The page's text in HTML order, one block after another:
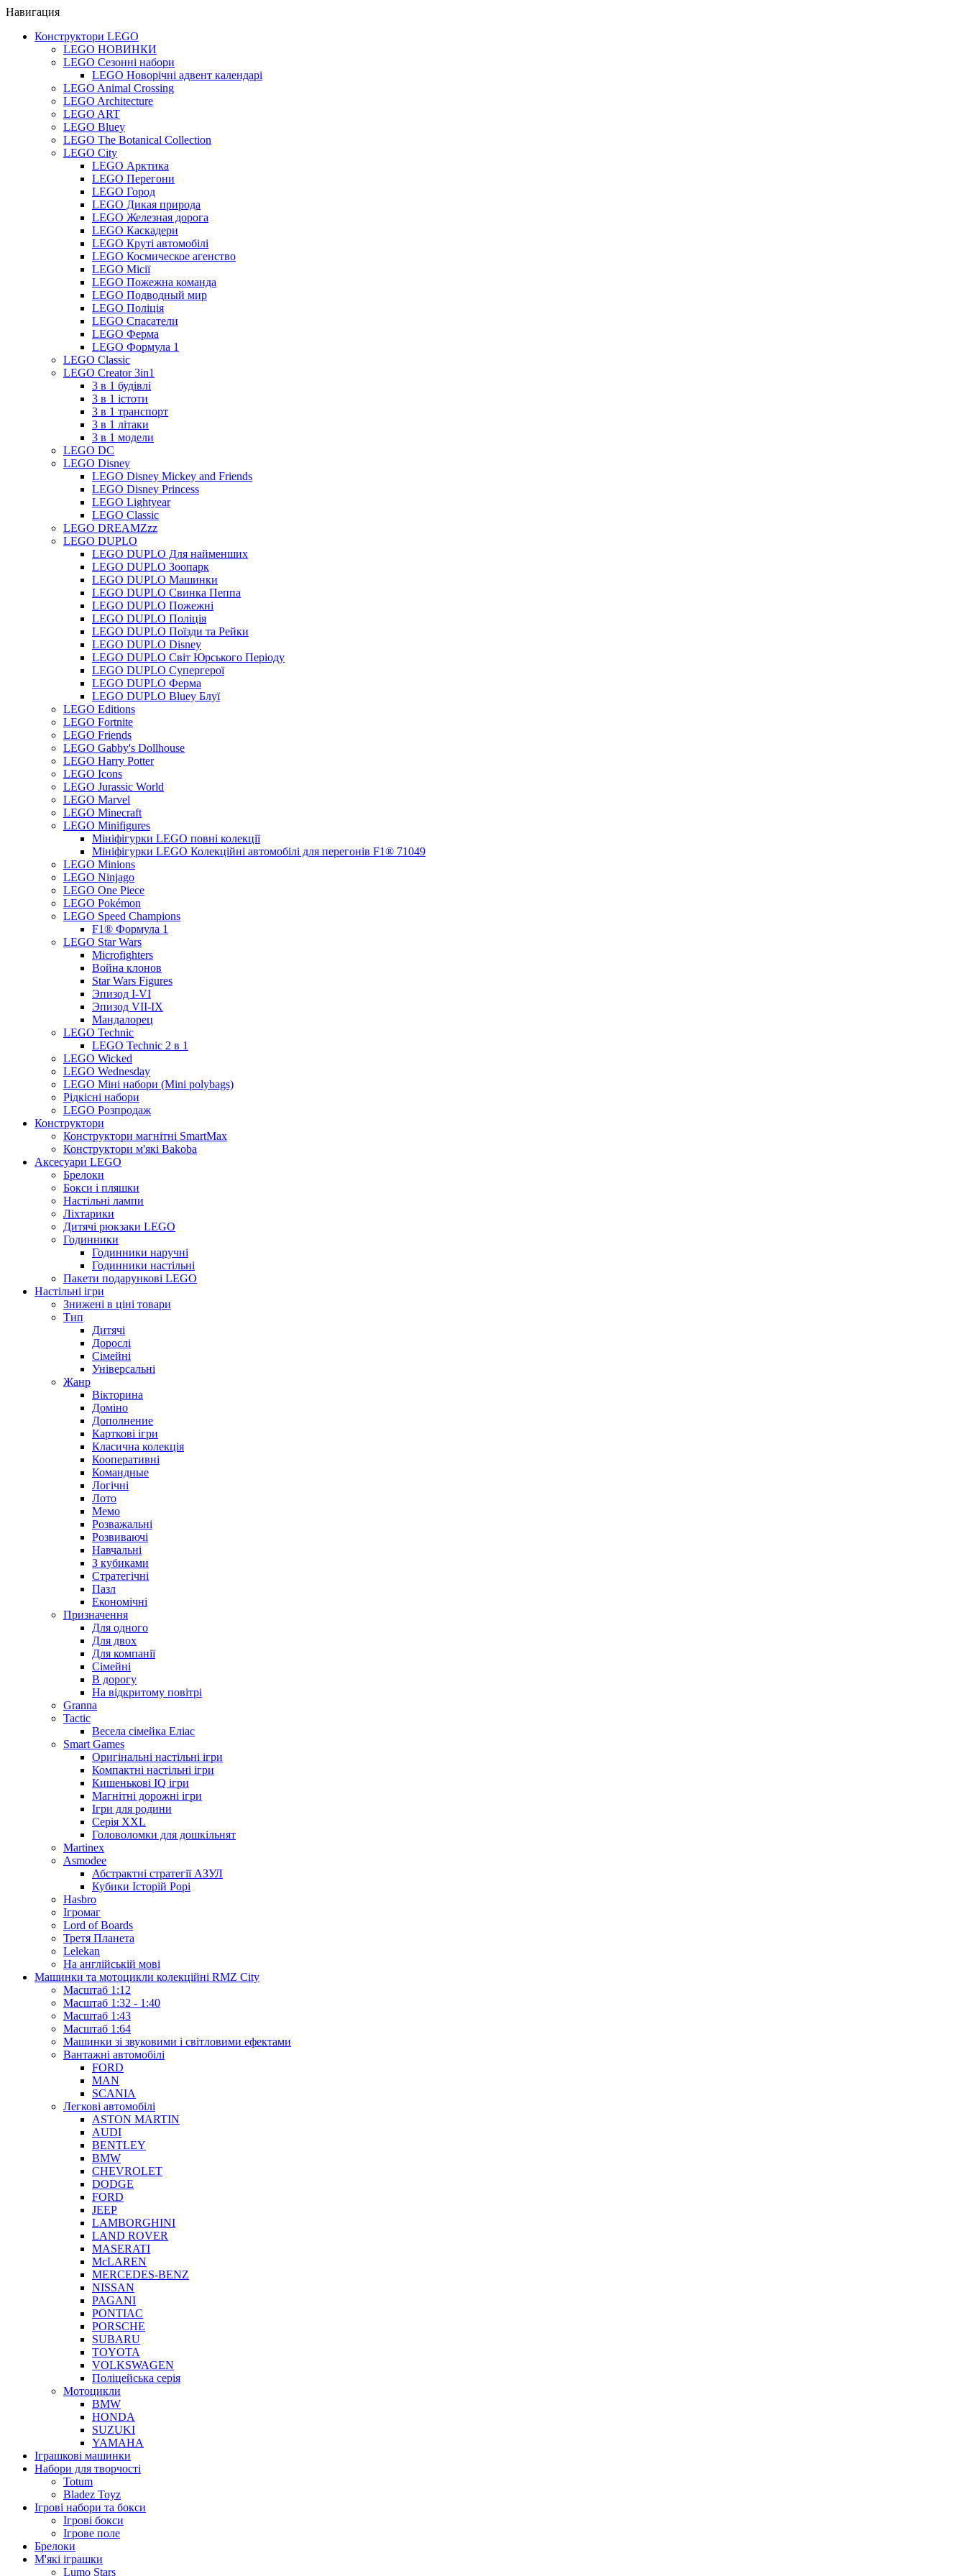
Навигация
Конструктори LEGO
LEGO НОВИНКИ
LEGO Сезонні набори
LEGO Новорічні адвент календарі
LEGO Animal Crossing
LEGO Architecture
LEGO ART
LEGO Bluey
LEGO The Botanical Collection
LEGO City
LEGO Арктика
LEGO Перегони
LEGO Город
LEGO Дикая природа
LEGO Железная дорога
LEGO Каскадери
LEGO Круті автомобілі
LEGO Космическое агенство
LEGO Місії
LEGO Пожежна команда
LEGO Подводный мир
LEGO Поліція
LEGO Спасатели
LEGO Ферма
LEGO Формула 1
LEGO Classic
LEGO Creator 3in1
3 в 1 будівлі
3 в 1 істоти
3 в 1 транспорт
3 в 1 літаки
3 в 1 модели
LEGO DC
LEGO Disney
LEGO Disney Mickey and Friends
LEGO Disney Princess
LEGO Lightyear
LEGO Classic
LEGO DREAMZzz
LEGO DUPLO
LEGO DUPLO Для найменших
LEGO DUPLO Зоопарк
LEGO DUPLO Машинки
LEGO DUPLO Свинка Пеппа
LEGO DUPLO Пожежні
LEGO DUPLO Поліція
LEGO DUPLO Поїзди та Рейки
LEGO DUPLO Disney
LEGO DUPLO Світ Юрського Періоду
LEGO DUPLO Супергерої
LEGO DUPLO Ферма
LEGO DUPLO Bluey Блуї
LEGO Editions
LEGO Fortnite
LEGO Friends
LEGO Gabby's Dollhouse
LEGO Harry Potter
LEGO Icons
LEGO Jurassic World
LEGO Marvel
LEGO Minecraft
LEGO Minifigures
Мініфігурки LEGO повні колекції
Мініфігурки LEGO Колекційні автомобілі для перегонів F1® 71049
LEGO Minions
LEGO Ninjago
LEGO One Piece
LEGO Pokémon
LEGO Speed Champions
F1® Формула 1
LEGO Star Wars
Microfighters
Война клонов
Star Wars Figures
Эпизод I-VI
Эпизод VII-IX
Мандалорец
LEGO Technic
LEGO Technic 2 в 1
LEGO Wicked
LEGO Wednesday
LEGO Міні набори (Mini polybags)
Рідкісні набори
LEGO Розпродаж
Конструктори
Конструктори магнітні SmartMax
Конструктори м'які Bakoba
Аксесуари LEGO
Брелоки
Бокси і пляшки
Настільні лампи
Ліхтарики
Дитячі рюкзаки LEGO
Годинники
Годинники наручні
Годинники настільні
Пакети подарункові LEGO
Настільні ігри
Знижені в ціні товари
Тип
Дитячі
Дорослі
Сімейні
Універсальні
Жанр
Вікторина
Доміно
Дополнение
Карткові ігри
Класична колекція
Кооперативні
Командные
Логічні
Лото
Мемо
Розважальні
Розвиваючі
Навчальні
З кубиками
Стратегічні
Пазл
Економічні
Призначення
Для одного
Для двох
Для компанії
Сімейні
В дорогу
На відкритому повітрі
Granna
Tactic
Весела сімейка Еліас
Smart Games
Оригінальні настільні ігри
Компактні настільні ігри
Кишенькові IQ ігри
Магнітні дорожні ігри
Ігри для родини
Серія XXL
Головоломки для дошкільнят
Martinex
Asmodee
Абстрактні стратегії АЗУЛ
Кубики Історій Рорі
Hasbro
Ігромаг
Lord of Boards
Третя Планета
Lelekan
На англійській мові
Машинки та мотоцикли колекційні RMZ City
Масштаб 1:12
Масштаб 1:32 - 1:40
Масштаб 1:43
Масштаб 1:64
Машинки зі звуковими і світловими ефектами
Вантажні автомобілі
FORD
MAN
SCANIA
Легкові автомобілі
ASTON MARTIN
AUDI
BENTLEY
BMW
CHEVROLET
DODGE
FORD
JEEP
LAMBORGHINI
LAND ROVER
MASERATI
McLAREN
MERCEDES-BENZ
NISSAN
PAGANI
PONTIAC
PORSCHE
SUBARU
TOYOTA
VOLKSWAGEN
Поліцейська серія
Мотоцикли
BMW
HONDA
SUZUKI
YAMAHA
Іграшкові машинки
Набори для творчості
Totum
Bladez Toyz
Ігрові набори та бокси
Ігрові бокси
Ігрове поле
Брелоки
М'які іграшки
Lumo Stars